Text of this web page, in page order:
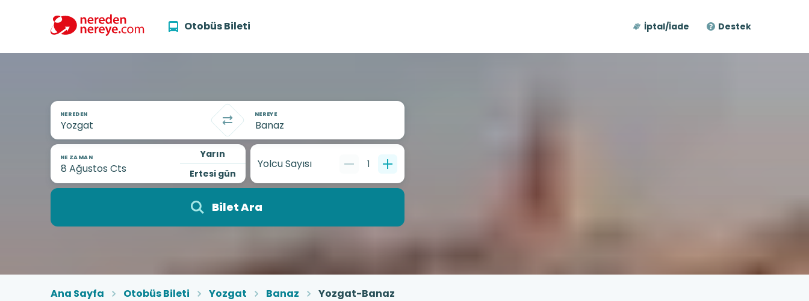
Otobüs Bileti İptal/İade Destek
NEREDEN NEREYE
NE ZAMAN
Yarın
Ertesi gün
Yolcu Sayısı 1
Bilet Ara
Ana Sayfa Otobüs Bileti Yozgat Banaz Yozgat-Banaz